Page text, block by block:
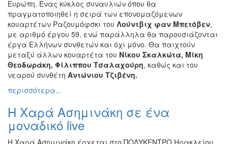
Ευρώπη. Ένας κύκλος συναυλιών όπου θα
πραγματοποιηθεί η σειρά των επονομαζόμενων
κουαρτέτων Ραζουμόφσκι του Λούντβιχ φαν Μπετόβεν,
με αριθμό έργου 59, ενώ παράλληλα θα παρουσιάζονται
έργα Ελλήνων συνθετών και όχι μόνο. Θα παιχτούν
μεταξύ άλλων κουαρτέτα του Νίκου Σκαλκώτα, Μίκη
Θεοδωράκη, Φίλιππου Τσαλαχούρη, καθώς και του
νεαρού συνθέτη Αντώνιου Τζιβένη.
περισσότερα...
Η Χαρά Ασημινάκη σε ένα
μοναδικό live
Η Χαρά Ασημινάκη έρχεται στο ΠΟΛΥΚΕΝΤΡΟ Ηρακλείου